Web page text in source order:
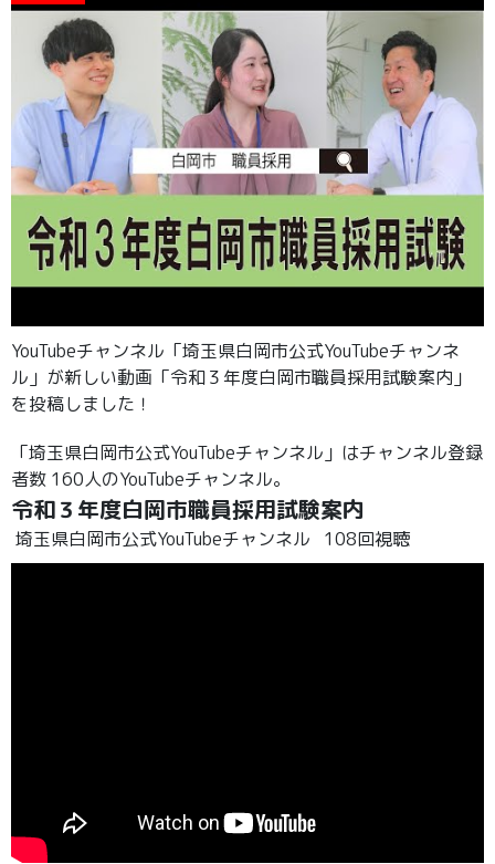
YouTubeチャンネル「埼玉県白岡市公式YouTubeチャンネ
ル」が新しい動画「令和３年度白岡市職員採用試験案内」
を投稿しました！
「埼玉県白岡市公式YouTubeチャンネル」はチャンネル登録
者数 160人のYouTubeチャンネル。
令和３年度白岡市職員採用試験案内
埼玉県白岡市公式YouTubeチャンネル 108回視聴